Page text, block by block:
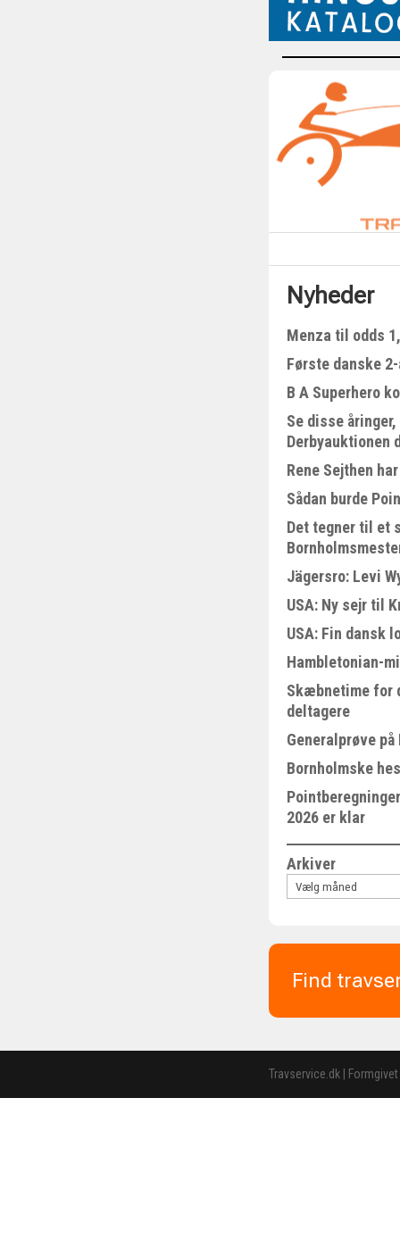
Nyheder
Menza til odds
Første danske
B A Superhero
Se disse
Derbyauktionen
Rene Sejthen
Sådan burde
Det tegner til et
Jägersro: Levi
USA: Ny sejr til
USA: Fin dansk
Hambletonian-
Skæbnetime for
deltagere
Generalprøve
Bornholmske
2026 er klar
Arkiver
Find
Travservice.dk |